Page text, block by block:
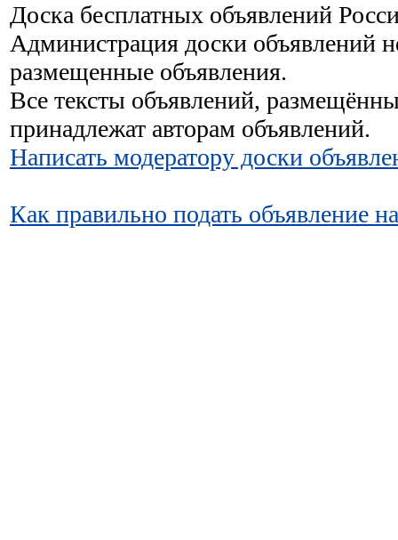
Доска бесплатных объявлений
Администрация доски объявлений
размещенные объявления.
Все тексты объявлений,
принадлежат авторам объявлений.
Написать модератору доски
Как правильно подать объявление